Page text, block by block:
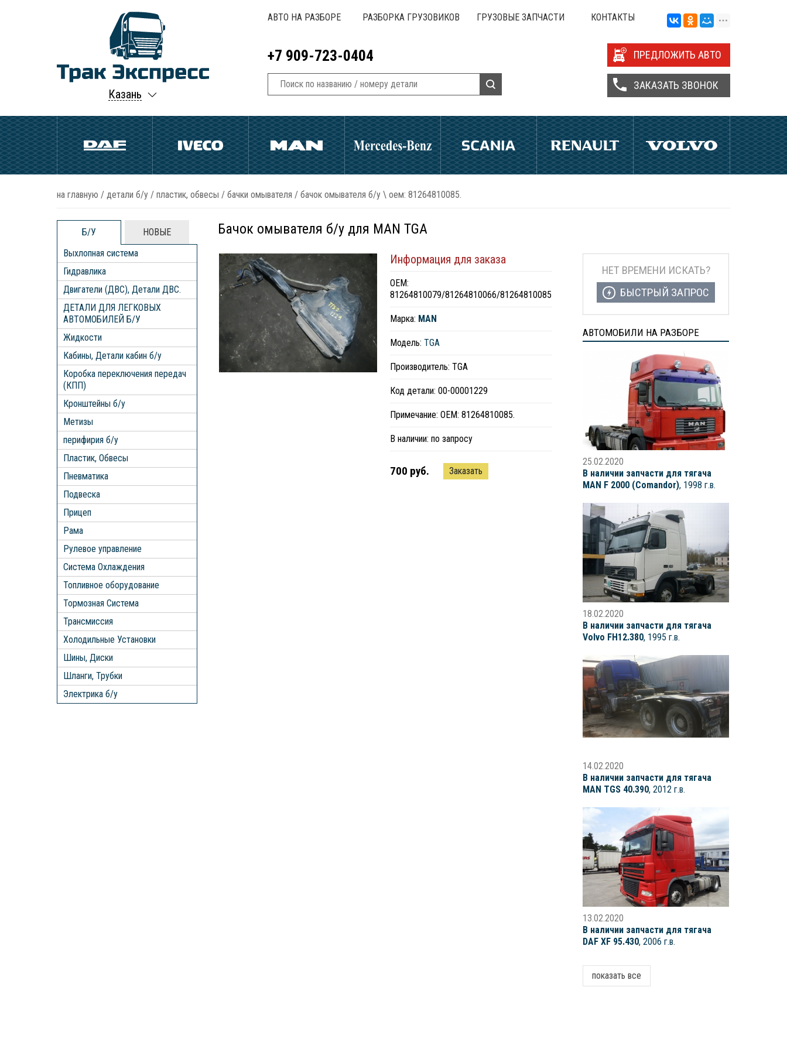
Казань
АВТО НА РАЗБОРЕ РАЗБОРКА ГРУЗОВИКОВ ГРУЗОВЫЕ ЗАПЧАСТИ КОНТАКТЫ
+7 909-723-0404 ПРЕДЛОЖИТЬ АВТО
ЗАКАЗАТЬ ЗВОНОК
на главную / детали б/у / пластик, обвесы / бачки омывателя / бачок омывателя б/у \ оем: 81264810085.
Б/У
НОВЫЕ
Выхлопная система
Гидравлика
Двигатели (ДВС), Детали ДВС.
ДЕТАЛИ ДЛЯ ЛЕГКОВЫХ
АВТОМОБИЛЕЙ Б/У
Жидкости
Кабины, Детали кабин б/у
Коробка переключения передач
(КПП)
Кронштейны б/у
Метизы
перифирия б/у
Пластик, Обвесы
Пневматика
Подвеска
Прицеп
Рама
Рулевое управление
Система Охлаждения
Топливное оборудование
Тормозная Система
Трансмиссия
Холодильные Установки
Шины, Диски
Шланги, Трубки
Электрика б/у
Бачок омывателя б/у для MAN TGA
Информация для заказа
ОЕМ:
81264810079/81264810066/81264810085
Марка: MAN
Модель: TGA
Производитель: TGA
Код детали: 00-00001229
Примечание: ОЕМ: 81264810085.
В наличии: по запросу
700 руб. Заказать
НЕТ ВРЕМЕНИ ИСКАТЬ?
БЫСТРЫЙ ЗАПРОС
АВТОМОБИЛИ НА РАЗБОРЕ
25.02.2020
В наличии запчасти для тягача
MAN F 2000 (Comandor), 1998 г.в.
18.02.2020
В наличии запчасти для тягача
Volvo FH12.380, 1995 г.в.
14.02.2020
В наличии запчасти для тягача
MAN TGS 40.390, 2012 г.в.
13.02.2020
В наличии запчасти для тягача
DAF XF 95.430, 2006 г.в.
показать все